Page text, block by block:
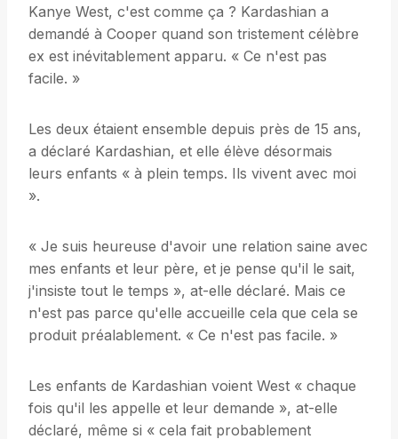
Kanye West, c'est comme ça ? Kardashian a
demandé à Cooper quand son tristement célèbre
ex est inévitablement apparu. « Ce n'est pas
facile. »
Les deux étaient ensemble depuis près de 15 ans,
a déclaré Kardashian, et elle élève désormais
leurs enfants « à plein temps. Ils vivent avec moi
».
« Je suis heureuse d'avoir une relation saine avec
mes enfants et leur père, et je pense qu'il le sait,
j'insiste tout le temps », at-elle déclaré. Mais ce
n'est pas parce qu'elle accueille cela que cela se
produit préalablement. « Ce n'est pas facile. »
Les enfants de Kardashian voient West « chaque
fois qu'il les appelle et leur demande », at-elle
déclaré, même si « cela fait probablement